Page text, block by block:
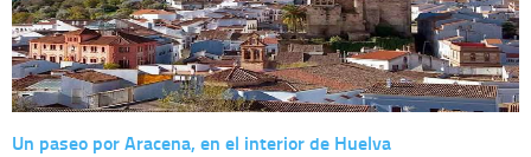
Un paseo por Aracena, en el interior de Huelva